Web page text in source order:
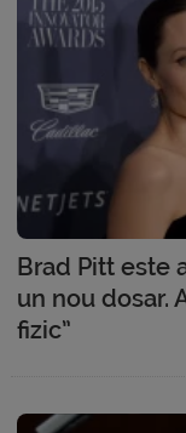
Brad Pitt este
un nou dosar.
fizic”